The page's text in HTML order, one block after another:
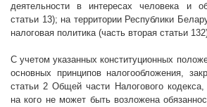
деятельности в интересах человека и
статьи 13); на территории Республики
налоговая политика (часть вторая статьи
С учетом указанных конституционных
основных принципов налогообложения,
статьи 2 Общей части Налогового
на кого не может быть возложена